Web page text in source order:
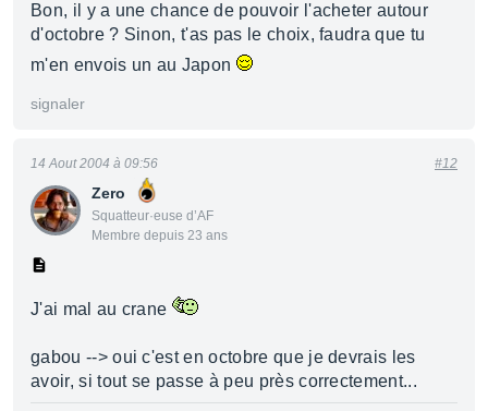
Bon, il y a une chance de pouvoir l'acheter autour
d'octobre ? Sinon, t'as pas le choix, faudra que tu
m'en envois un au Japon
signaler
Zero
Squatteur·euse d’AF
Membre depuis 23 ans
14 Aout 2004 à 09:56 #12
J'ai mal au crane
gabou --> oui c'est en octobre que je devrais les
avoir, si tout se passe à peu près correctement...